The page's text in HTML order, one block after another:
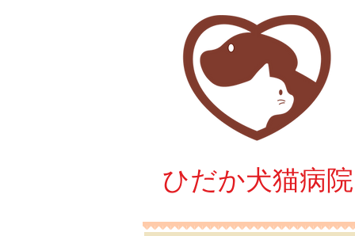
​ひだか犬猫病院